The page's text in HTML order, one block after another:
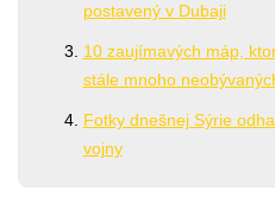
postavený v Dubaji
10 zaujímavých máp,
stále mnoho
Fotky dnešnej Sýrie
vojny